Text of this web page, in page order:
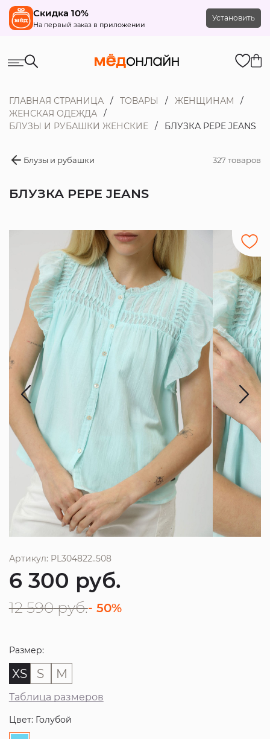
Скидка 10%
На первый заказ в приложении
Установить
ГЛАВНАЯ СТРАНИЦА ТОВАРЫ
ЖЕНЩИНАМ
ЖЕНСКАЯ ОДЕЖДА
БЛУЗЫ И РУБАШКИ ЖЕНСКИЕ
БЛУЗКА PEPE JEANS
Блузы и рубашки 327 товаров
БЛУЗКА PEPE JEANS
Артикул: PL304822..508
6 300 руб.
12 590 руб.- 50%
Размер:
XS S M
Таблица размеров
Цвет: Голубой